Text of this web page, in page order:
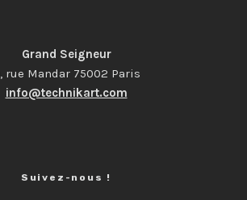
Grand Seigneur
rue Mandar 75002 Paris
info@technikart.com
Suivez-nous !